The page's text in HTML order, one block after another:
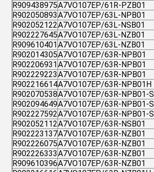
R909438975A7VO107EP/61R-PZB01
R902050893A7VO107EP/63L-NPB01
R902052122A7VO107EP/63L-NSB01
R902227645A7VO107EP/63L-NZB01
R909610401A7VO107EP/63L-NZB01
R902014305A7VO107EP/63R-NPB01
R902206931A7VO107EP/63R-NPB01
R902229223A7VO107EP/63R-NPB01
R902216614A7VO107EP/63R-NPB01H
R902070538A7VO107EP/63R-NPB01-S
R902094649A7VO107EP/63R-NPB01-S
R902227592A7VO107EP/63R-NPB01-S
R902052112A7VO107EP/63R-NSB01
R902223137A7VO107EP/63R-NZB01
R902226075A7VO107EP/63R-NZB01
R902226333A7VO107EP/63R-NZB01
R909610396A7VO107EP/63R-NZB01